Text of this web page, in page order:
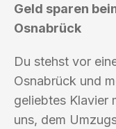
Geld sparen
Osnabrück
Du stehst vor
Osnabrück und
geliebtes Klavier
uns, dem